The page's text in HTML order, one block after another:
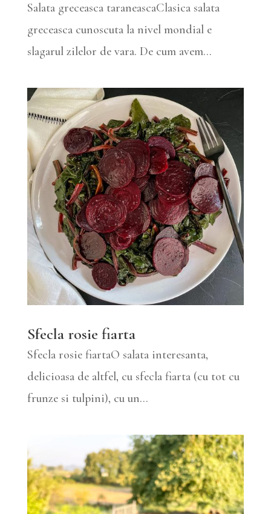
Salata greceasca taraneascaClasica salata
greceasca cunoscuta la nivel mondial e
slagarul zilelor de vara. De cum avem...
Sfecla rosie fiarta
Sfecla rosie fiartaO salata interesanta,
delicioasa de altfel, cu sfecla fiarta (cu tot cu
frunze si tulpini), cu un...